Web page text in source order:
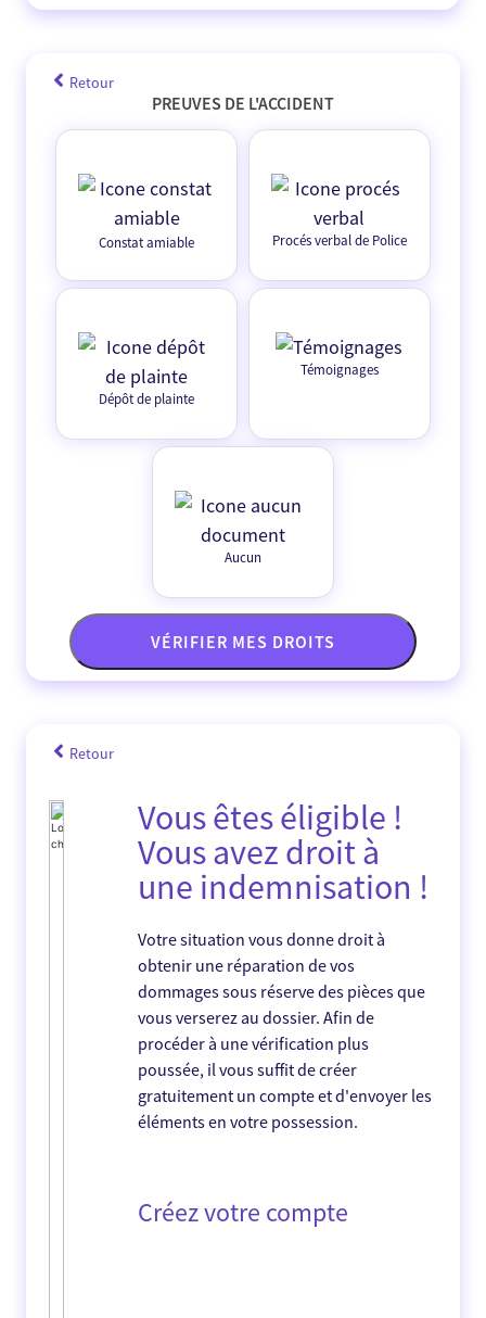
PREUVES DE L'ACCIDENT
Retour
Constat amiable Procés verbal de Police
Dépôt de plainte
Témoignages
Aucun
VÉRIFIER MES DROITS
Retour
Vous êtes éligible !
Vous avez droit à
une indemnisation !
Votre situation vous donne droit à
obtenir une réparation de vos
dommages sous réserve des pièces que
vous verserez au dossier. Afin de
procéder à une vérification plus
poussée, il vous suffit de créer
gratuitement un compte et d'envoyer les
éléments en votre possession.
Créez votre compte